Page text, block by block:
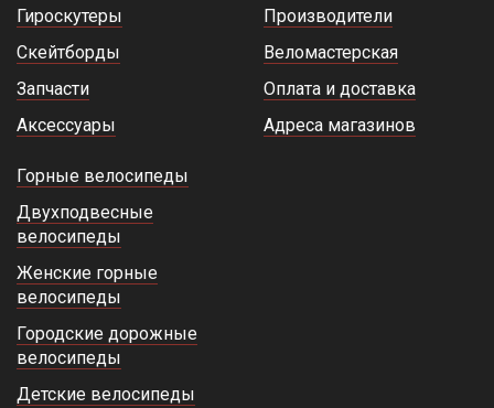
Гироскутеры
Скейтборды
Запчасти
Аксессуары
Производители
Веломастерская
Оплата и доставка
Адреса магазинов
Горные велосипеды
Двухподвесные
велосипеды
Женские горные
велосипеды
Городские дорожные
велосипеды
Детские велосипеды